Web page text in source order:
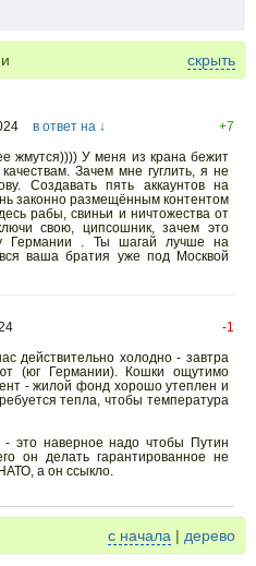
скрыть
в ответ на ↓
+7
жмутся)))) У меня из крана бежит
Зачем мне гуглить, я не
Создавать пять аккаунтов на
законно размещённым контентом
рабы, свиньи и ничтожества от
свою, ципсошник, зачем это
Германии . Ты шагай лучше на
ваша братия уже под Москвой
-1
действительно холодно - завтра
(юг Германии). Кошки ощутимо
- жилой фонд хорошо утеплен и
тепла, чтобы температура
это наверное надо чтобы Путин
он делать гарантированное не
а он ссыкло.
с начала | дерево